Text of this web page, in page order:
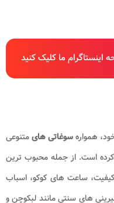
ما کلیک کنید
هموارهسوغاتی هایمتنوعی
کرده است. از جمله محبوب ترین
ساعت های کوکو، اسباب
های سنتی مانند لبکوچن و